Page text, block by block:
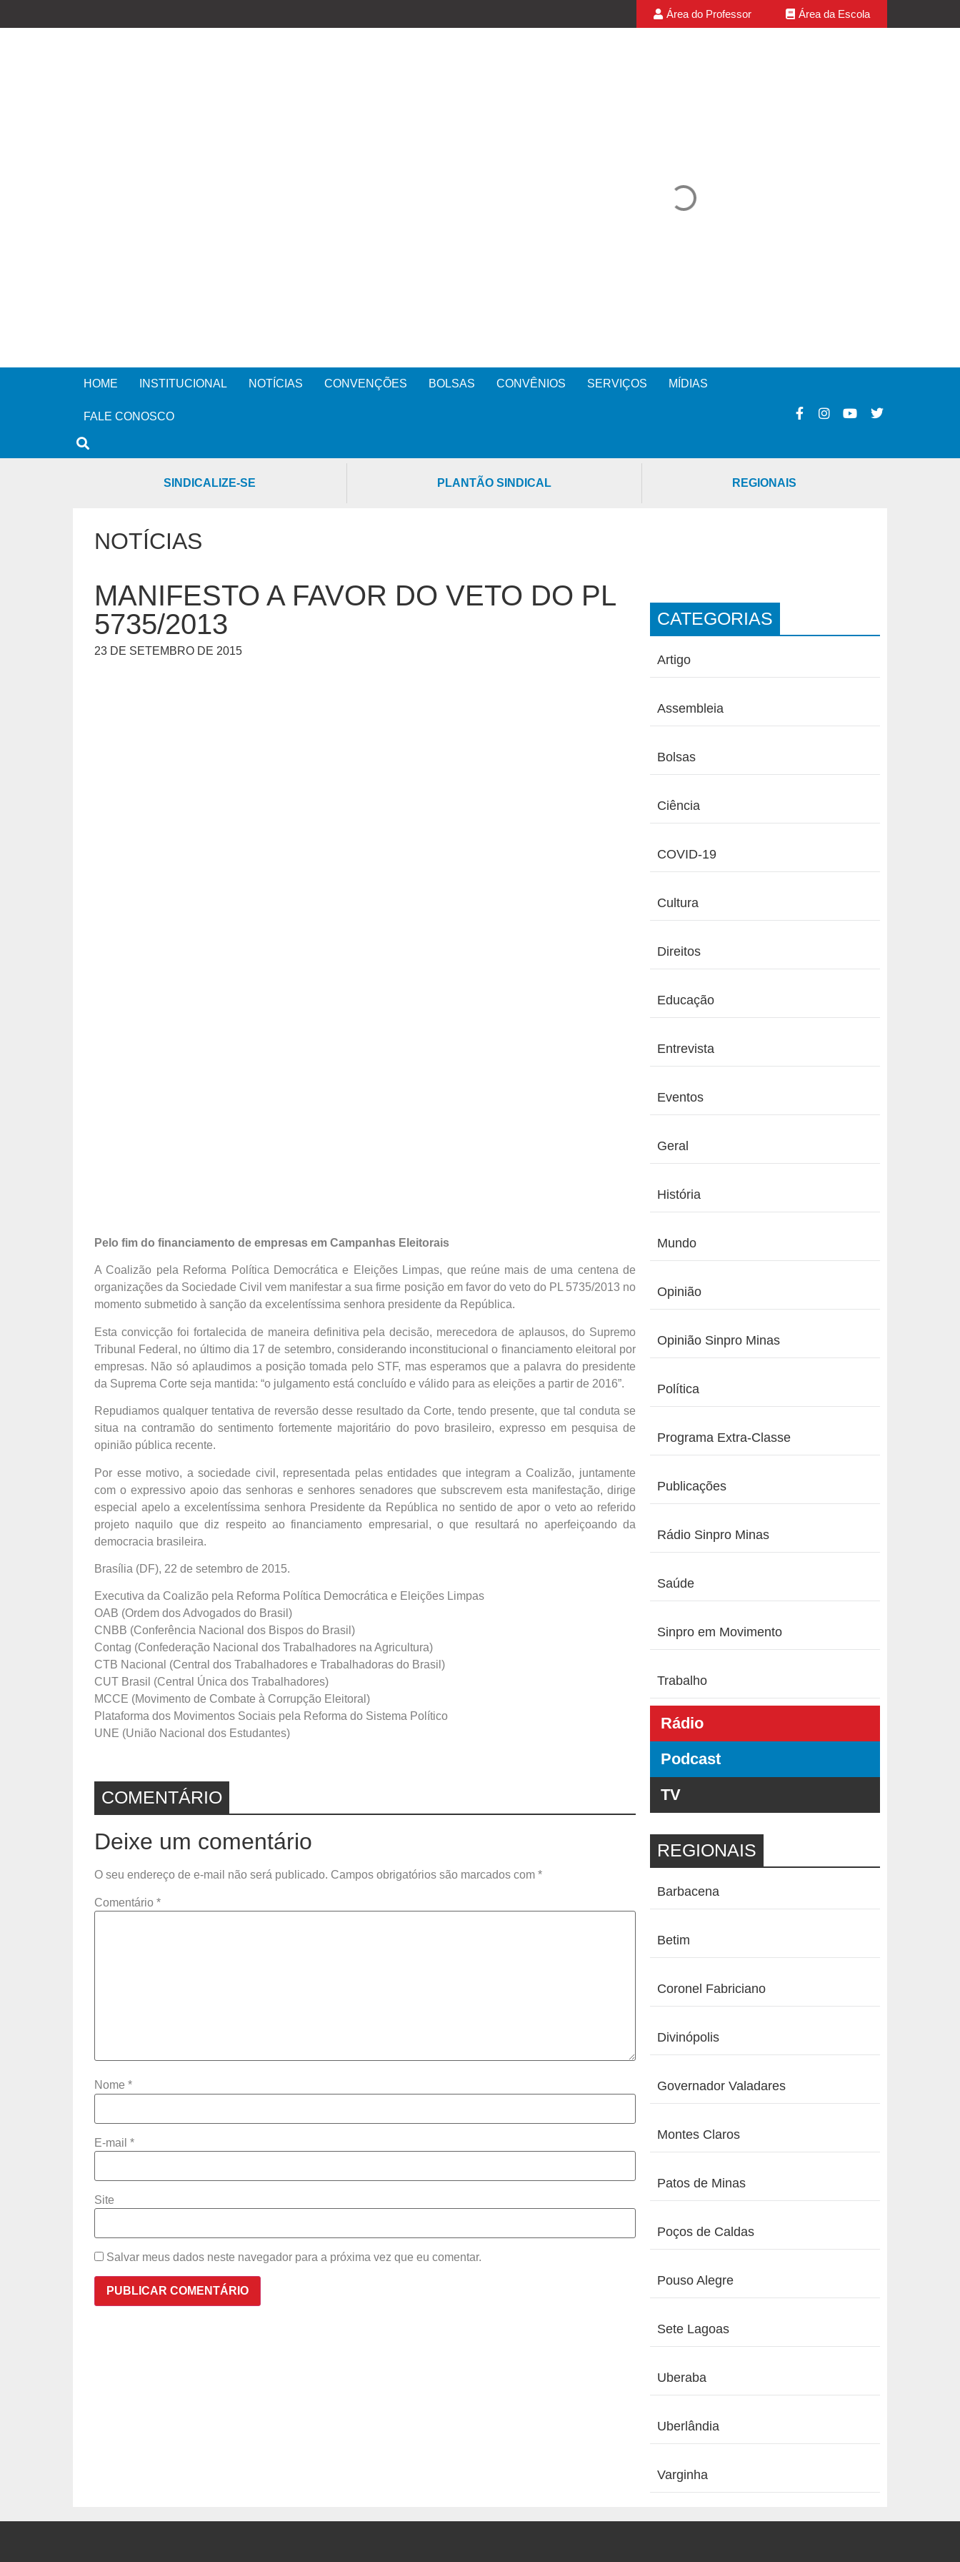
Área do Professor Área da Escola
HOME INSTITUCIONAL NOTÍCIAS CONVENÇÕES BOLSAS CONVÊNIOS SERVIÇOS MÍDIAS
FALE CONOSCO
SINDICALIZE-SE PLANTÃO SINDICAL REGIONAIS
NOTÍCIAS
MANIFESTO A FAVOR DO VETO DO PL
5735/2013
23 DE SETEMBRO DE 2015
Pelo fim do financiamento de empresas em Campanhas Eleitorais
A Coalizão pela Reforma Política Democrática e Eleições Limpas, que reúne mais de uma centena de
organizações da Sociedade Civil vem manifestar a sua firme posição em favor do veto do PL 5735/2013 no
momento submetido à sanção da excelentíssima senhora presidente da República.
Esta convicção foi fortalecida de maneira definitiva pela decisão, merecedora de aplausos, do Supremo
Tribunal Federal, no último dia 17 de setembro, considerando inconstitucional o financiamento eleitoral por
empresas. Não só aplaudimos a posição tomada pelo STF, mas esperamos que a palavra do presidente
da Suprema Corte seja mantida: “o julgamento está concluído e válido para as eleições a partir de 2016”.
Repudiamos qualquer tentativa de reversão desse resultado da Corte, tendo presente, que tal conduta se
situa na contramão do sentimento fortemente majoritário do povo brasileiro, expresso em pesquisa de
opinião pública recente.
Por esse motivo, a sociedade civil, representada pelas entidades que integram a Coalizão, juntamente
com o expressivo apoio das senhoras e senhores senadores que subscrevem esta manifestação, dirige
especial apelo a excelentíssima senhora Presidente da República no sentido de apor o veto ao referido
projeto naquilo que diz respeito ao financiamento empresarial, o que resultará no aperfeiçoando da
democracia brasileira.
Brasília (DF), 22 de setembro de 2015.
Executiva da Coalizão pela Reforma Política Democrática e Eleições Limpas
OAB (Ordem dos Advogados do Brasil)
CNBB (Conferência Nacional dos Bispos do Brasil)
Contag (Confederação Nacional dos Trabalhadores na Agricultura)
CTB Nacional (Central dos Trabalhadores e Trabalhadoras do Brasil)
CUT Brasil (Central Única dos Trabalhadores)
MCCE (Movimento de Combate à Corrupção Eleitoral)
Plataforma dos Movimentos Sociais pela Reforma do Sistema Político
UNE (União Nacional dos Estudantes)
COMENTÁRIO
Deixe um comentário
O seu endereço de e-mail não será publicado. Campos obrigatórios são marcados com *
Comentário *
Nome *
E-mail *
Site
Salvar meus dados neste navegador para a próxima vez que eu comentar.
CATEGORIAS
Artigo
Assembleia
Bolsas
Ciência
COVID-19
Cultura
Direitos
Educação
Entrevista
Eventos
Geral
História
Mundo
Opinião
Opinião Sinpro Minas
Política
Programa Extra-Classe
Publicações
Rádio Sinpro Minas
Saúde
Sinpro em Movimento
Trabalho
Rádio
Podcast
TV
REGIONAIS
Barbacena
Betim
Coronel Fabriciano
Divinópolis
Governador Valadares
Montes Claros
Patos de Minas
Poços de Caldas
Pouso Alegre
Sete Lagoas
Uberaba
Uberlândia
Varginha